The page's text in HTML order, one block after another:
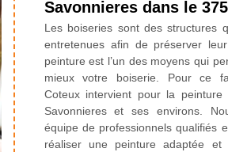
Savonnieres dans le
Les boiseries sont des structures
entretenues afin de préserver
peinture est l’un des moyens qui
mieux votre boiserie. Pour ce
Coteux intervient pour la
Savonnieres et ses environs.
équipe de professionnels qualifiés
réaliser une peinture adaptée et